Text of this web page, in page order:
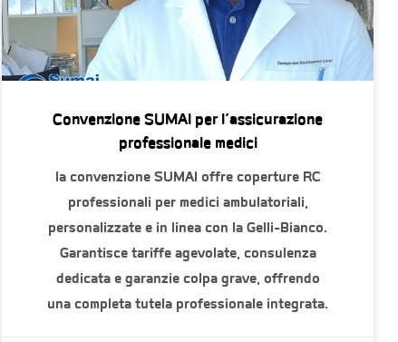
Convenzione SUMAI per l’assicurazione
professionale medici
la convenzione SUMAI offre coperture RC
professionali per medici ambulatoriali,
personalizzate e in linea con la Gelli-Bianco.
Garantisce tariffe agevolate, consulenza
dedicata e garanzie colpa grave, offrendo
una completa tutela professionale integrata.